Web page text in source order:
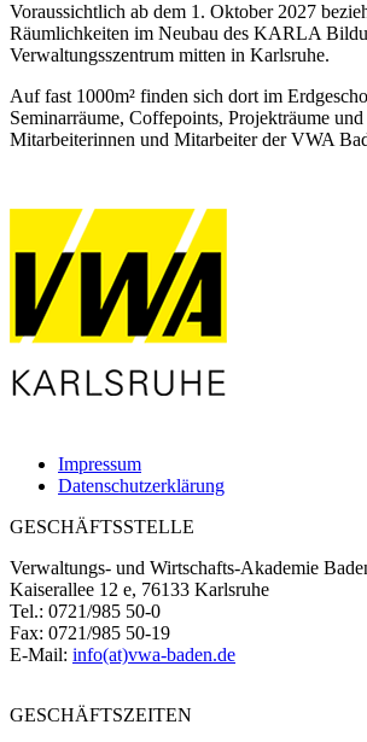
Voraussichtlich ab dem 1. Oktober 2027
Räumlichkeiten im Neubau des KARLA
Verwaltungsszentrum mitten in Karlsruhe.
Auf fast 1000m² finden sich dort im
Seminarräume, Coffepoints, Projekträume
Mitarbeiterinnen und Mitarbeiter der VWA
Impressum
Datenschutzerklärung
GESCHÄFTSSTELLE
Verwaltungs- und Wirtschafts-Akademie
Kaiserallee 12 e, 76133 Karlsruhe
Tel.: 0721/985 50-0
Fax: 0721/985 50-19
E-Mail: info(at)vwa-baden.de
GESCHÄFTSZEITEN